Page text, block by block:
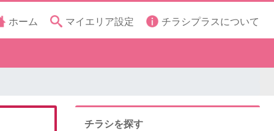
ホーム マイエリア設定 チラシプラスについて
チラシを探す